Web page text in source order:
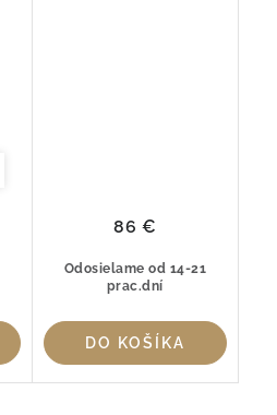
Odosielame od 14-21
prac.dní
86 €
DO KOŠÍKA